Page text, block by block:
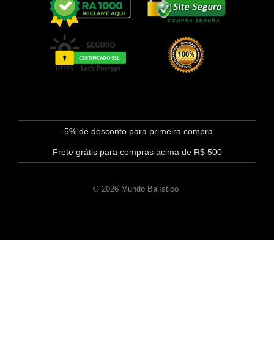
-5% de desconto para primeira compra
Frete grátis para compras acima de R$ 500
© 2026 Mundo Balístico